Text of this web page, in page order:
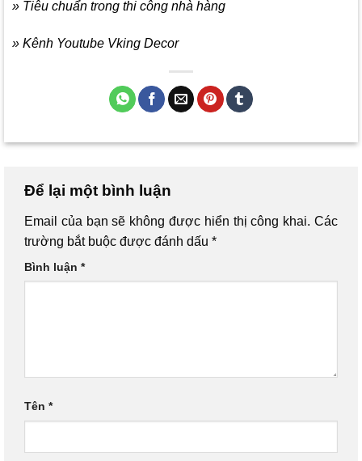
» Tiêu chuẩn trong thi công nhà hàng
» Kênh Youtube Vking Decor
Để lại một bình luận
Email của bạn sẽ không được hiển thị công khai. Các
trường bắt buộc được đánh dấu *
Bình luận *
Tên *